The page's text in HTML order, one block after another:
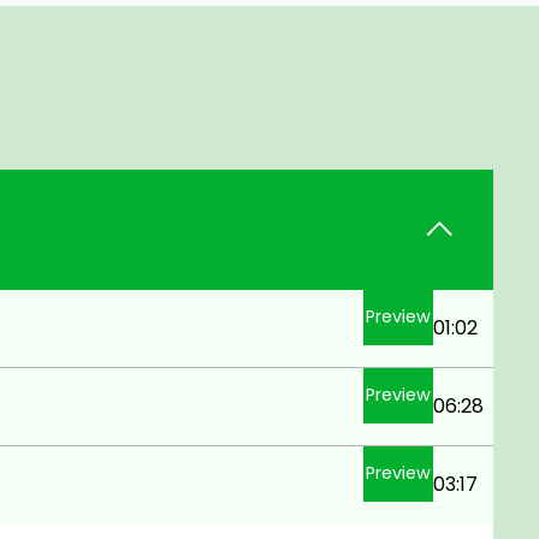
Preview01:02
Preview06:28
Preview03:17